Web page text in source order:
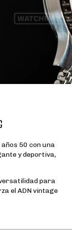
50 con una
y deportiva,
para
el ADN vintage